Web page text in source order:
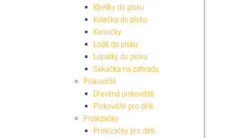
Kbelíky do písku
Kolečka do písku
Konvičky
Lodě do písku
Lopatky do písku
Sekačka na zahradu
Pískoviště
Dřevěná pískoviště
Pískoviště pro děti
Prolézačky
Prolézačky pro děti